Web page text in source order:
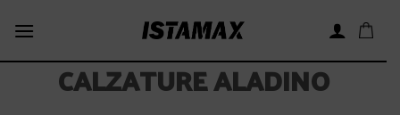
CALZATURE ALADINO